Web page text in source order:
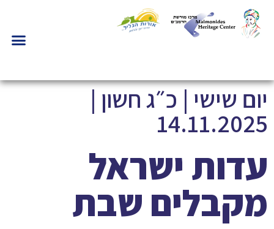
יום שישי | כ״ג חשון |
14.11.2025
עדות ישראל
מקבלים שבת